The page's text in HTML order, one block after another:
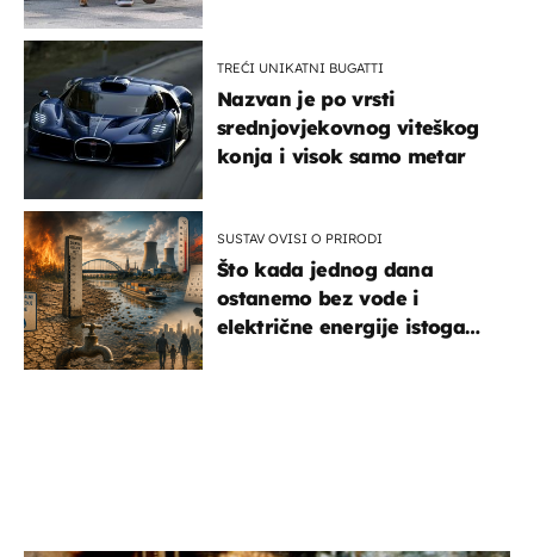
TREĆI UNIKATNI BUGATTI
Nazvan je po vrsti
srednjovjekovnog viteškog
konja i visok samo metar
SUSTAV OVISI O PRIRODI
Što kada jednog dana
ostanemo bez vode i
električne energije istoga